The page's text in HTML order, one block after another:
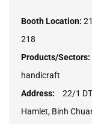
Booth Location:
218
Products/Sectors:
handicraft
Address:
22/1
Hamlet, Binh